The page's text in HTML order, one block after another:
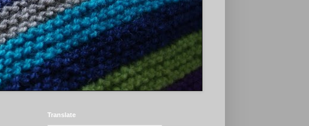
Translate